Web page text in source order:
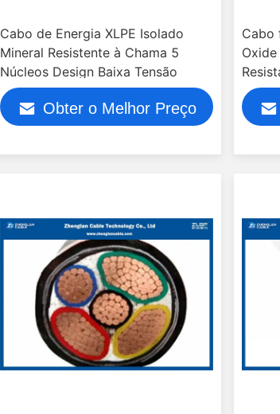
Cabo de Energia XLPE Isolado
Mineral Resistente à Chama 5
Núcleos Design Baixa Tensão
Obter o Melhor Preço
Cabo